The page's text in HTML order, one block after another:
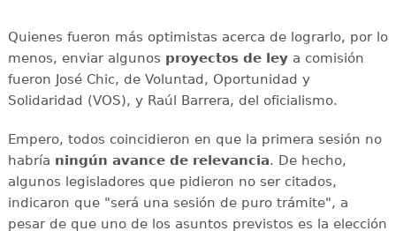
Quienes fueron más optimistas acerca de lograrlo, por lo
menos, enviar algunos proyectos de leya comisión
fueron José Chic, de Voluntad, Oportunidad y
Solidaridad (VOS), y Raúl Barrera, del oficialismo.
Empero, todos coincidieron en que la primera sesión no
habría ningún avance de relevancia. De hecho,
algunos legisladores que pidieron no ser citados,
indicaron que "será una sesión de puro trámite", a
pesar de que uno de los asuntos previstos es la elección